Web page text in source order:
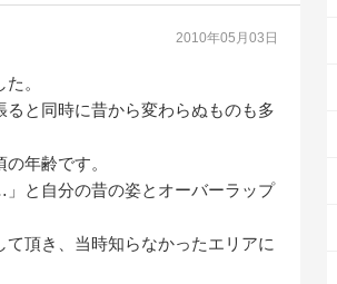
2010年05月03日
。
と同時に昔から変わらぬものも多
年齢です。
と自分の昔の姿とオーバーラップ
頂き、当時知らなかったエリアに